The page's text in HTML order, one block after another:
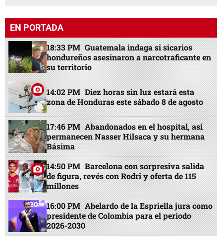
EN PORTADA
18:33 PM Guatemala indaga si sicarios
hondureños asesinaron a narcotraficante en
su territorio
14:02 PM Diez horas sin luz estará esta
zona de Honduras este sábado 8 de agosto
17:46 PM Abandonados en el hospital, así
permanecen Nasser Hilsaca y su hermana
Básima
14:50 PM Barcelona con sorpresiva salida
de figura, revés con Rodri y oferta de 115
millones
16:00 PM Abelardo de la Espriella jura como
presidente de Colombia para el periodo
2026-2030